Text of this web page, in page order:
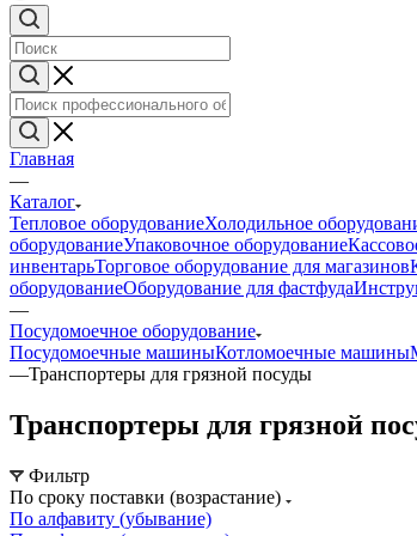
Главная
—
Каталог
Тепловое оборудованиеХолодильное
оборудованиеУпаковочное оборудование
инвентарьТорговое оборудование для магазинов
оборудованиеОборудование для фастфуда
—
Посудомоечное оборудование
Посудомоечные машиныКотломоечные машины
—Транспортеры для грязной посуды
Транспортеры для грязной
Фильтр
По сроку поставки (возрастание)
По алфавиту (убывание)